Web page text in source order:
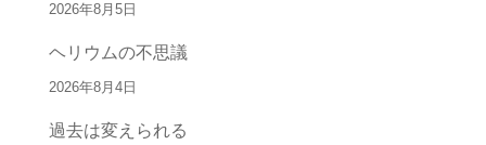
2026年8月5日
ヘリウムの不思議
2026年8月4日
過去は変えられる